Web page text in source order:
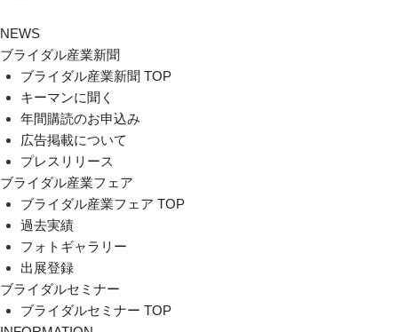
NEWS
ブライダル産業新聞
ブライダル産業新聞 TOP
キーマンに聞く
年間購読のお申込み
広告掲載について
プレスリリース
ブライダル産業フェア
ブライダル産業フェア TOP
過去実績
フォトギャラリー
出展登録
ブライダルセミナー
ブライダルセミナー TOP